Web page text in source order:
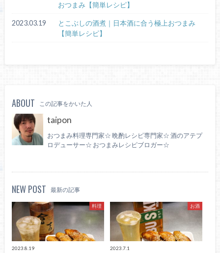
おつまみ【簡単レシピ】
2023.03.19
とこぶしの酒煮｜日本酒に合う極上おつまみ
【簡単レシピ】
ABOUT この記事をかいた人
taipon
おつまみ料理専門家☆ 晩酌レシピ専門家☆ 酒のアテプ
ロデューサー☆ おつまみレシピブロガー☆
NEW POST 最新の記事
料理
2023.8.19
お酒
2023.7.1